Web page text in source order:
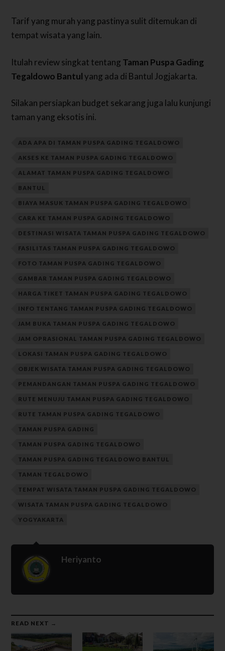
Tarif yang murah yang pastinya sulit ditemukan di
tempat wisata yang lain.
Itulah review singkat tentang Taman Puspa Gading
Tegaldowo Bantulyang ada di Bantul Jogjakarta.
Silakan persiapkan budget sekarang juga lalu kunjungi
taman yang eksotis ini.
ADA APA DI TAMAN PUSPA GADING TEGALDOWO
AKSES KE TAMAN PUSPA GADING TEGALDOWO
ALAMAT TAMAN PUSPA GADING TEGALDOWO
BANTUL
BIAYA MASUK TAMAN PUSPA GADING TEGALDOWO
CARA KE TAMAN PUSPA GADING TEGALDOWO
DESTINASI WISATA TAMAN PUSPA GADING TEGALDOWO
FASILITAS TAMAN PUSPA GADING TEGALDOWO
FOTO TAMAN PUSPA GADING TEGALDOWO
GAMBAR TAMAN PUSPA GADING TEGALDOWO
HARGA TIKET TAMAN PUSPA GADING TEGALDOWO
INFO TENTANG TAMAN PUSPA GADING TEGALDOWO
JAM BUKA TAMAN PUSPA GADING TEGALDOWO
JAM OPRASIONAL TAMAN PUSPA GADING TEGALDOWO
LOKASI TAMAN PUSPA GADING TEGALDOWO
OBJEK WISATA TAMAN PUSPA GADING TEGALDOWO
PEMANDANGAN TAMAN PUSPA GADING TEGALDOWO
RUTE MENUJU TAMAN PUSPA GADING TEGALDOWO
RUTE TAMAN PUSPA GADING TEGALDOWO
TAMAN PUSPA GADING
TAMAN PUSPA GADING TEGALDOWO
TAMAN PUSPA GADING TEGALDOWO BANTUL
TAMAN TEGALDOWO
TEMPAT WISATA TAMAN PUSPA GADING TEGALDOWO
WISATA TAMAN PUSPA GADING TEGALDOWO
YOGYAKARTA
Heriyanto
READ NEXT →